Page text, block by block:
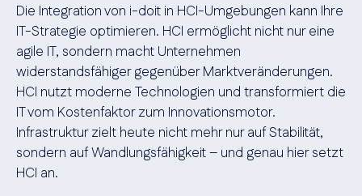
Die Integration von i-doit in HCI-Umgebungen kann Ihre
IT-Strategie optimieren. HCI ermöglicht nicht nur eine
agile IT, sondern macht Unternehmen
widerstandsfähiger gegenüber Marktveränderungen.
HCI nutzt moderne Technologien und transformiert die
IT vom Kostenfaktor zum Innovationsmotor.
Infrastruktur zielt heute nicht mehr nur auf Stabilität,
sondern auf Wandlungsfähigkeit – und genau hier setzt
HCI an.